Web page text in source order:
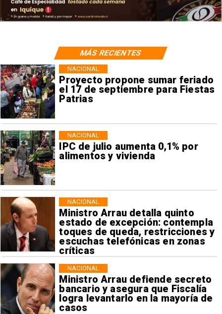
Proyecto propone sumar feriado
el 17 de septiembre para Fiestas
Patrias
NACIONAL
IPC de julio aumenta 0,1% por
alimentos y vivienda
NACIONAL
Ministro Arrau detalla quinto
estado de excepción: contempla
toques de queda, restricciones y
escuchas telefónicas en zonas
críticas
NACIONAL
Ministro Arrau defiende secreto
bancario y asegura que Fiscalía
logra levantarlo en la mayoría de
casos
NACIONAL
MÁS RECIENTES